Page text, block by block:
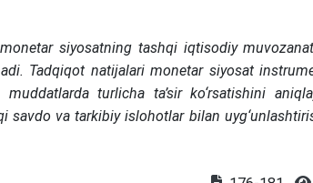
siyosatning tashqi iqtisodiy
Tadqiqot natijalari monetar siyosat
turlicha ta’sir ko‘rsatishini
savdo va tarkibiy islohotlar bilan